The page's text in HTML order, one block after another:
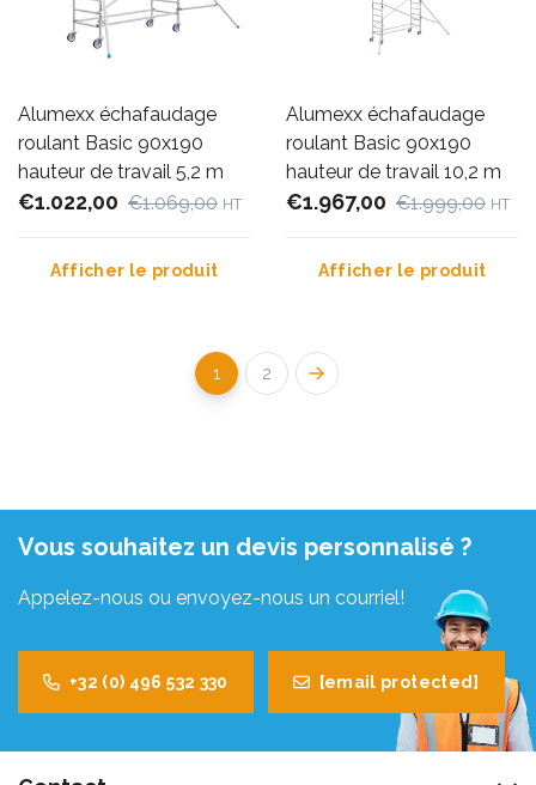
Alumexx échafaudage
roulant Basic 90x190
hauteur de travail 5,2 m
€1.022,00 €1.069,00 HT
Afficher le produit
Alumexx échafaudage
roulant Basic 90x190
hauteur de travail 10,2 m
€1.967,00 €1.999,00 HT
Afficher le produit
1 2
Vous souhaitez un devis personnalisé ?
Appelez-nous ou envoyez-nous un courriel!
+32 (0) 496 532 330 [email protected]